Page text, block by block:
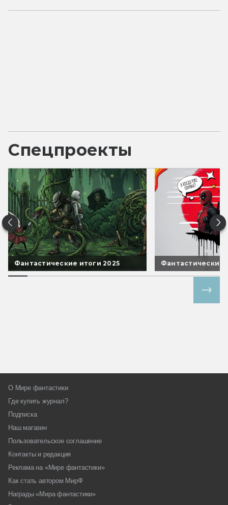
Спецпроекты
Фантастические итоги 2025 Фантастические
О Мире фантастики
Где купить журнал?
Подписка
Наш магазин
Пользовательское соглашение
Контакты и редакция
Реклама на «Мире фантастики»
Как стать автором МирФ
Награды «Мира фантастики»